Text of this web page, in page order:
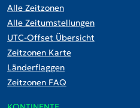
Alle Zeitzonen
Alle Zeitumstellungen
UTC-Offset Übersicht
Zeitzonen Karte
Länderflaggen
Zeitzonen FAQ